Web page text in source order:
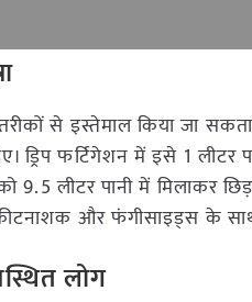
तरीकों से इस्तेमाल किया जा
ड्रिप फर्टिगेशन में इसे 1 लीटर
9.5 लीटर पानी में मिलाकर
कीटनाशक और फंगीसाइड्स के
लोग